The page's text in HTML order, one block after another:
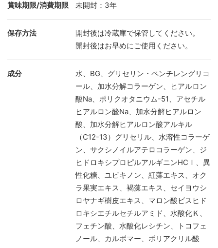
賞味期限/消費期限 未開封：3年
保存方法
開封後は冷蔵庫で保管してください。
開封後はお早めにご使用ください。
成分
水、BG、グリセリン・ペンチレングリコ
ール、加水分解コラーゲン、ヒアルロン
酸Na、ポリクオタニウム-51、アセチル
ヒアルロン酸Na、加水分解ヒアルロン
酸、加水分解ヒアルロン酸アルキル
（C12-13）グリセリル、水溶性コラーゲ
ン、サクシノイルアテロコラーゲン、ジ
ヒドロキシプロピルアルギニンHCＩ、異
性化糖、ユビキノン、紅藻エキス、オク
ラ果実エキス、褐藻エキス、セイヨウシ
ロヤナギ樹皮エキス、マロン酸ビスヒド
ロキシエチルセチルアミド、水酸化Ｋ、
フェチン酸、水酸化レシチン、トコフェ
ノール、カルボマー、ポリアクリル酸